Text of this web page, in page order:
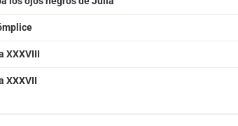
XXXVIII
XXXVII